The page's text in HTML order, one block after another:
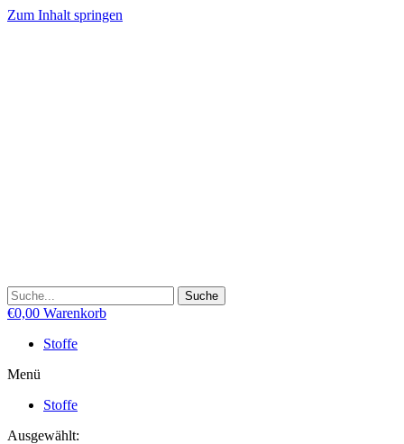
Zum Inhalt springen
Suche
€0,00 Warenkorb
Stoffe
Menü
Stoffe
Ausgewählt: